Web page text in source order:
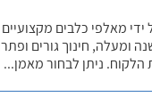
ידי מאלפי כלבים
ומעלה, חינוך גורים
הלקוח. ניתן לבחור מאמן...